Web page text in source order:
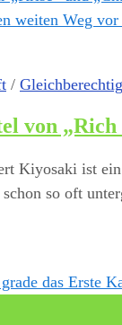
weiten Weg vor
/
von „Rich
Kiyosaki ist
so oft